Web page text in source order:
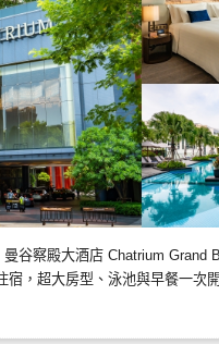
曼谷察殿大酒店 Chatrium Grand
宿，超大房型、泳池與早餐一次